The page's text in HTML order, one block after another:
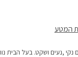
המטע
נקי ,נעים ושקט. בעל הבית